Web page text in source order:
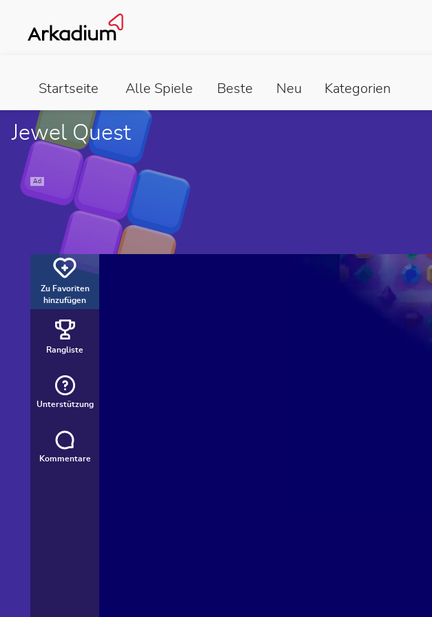
Startseite Alle Spiele Beste Neu Kategorien
Jewel Quest
Zu Favoriten
hinzufügen
Rangliste
Unterstützung
Kommentare
Ad